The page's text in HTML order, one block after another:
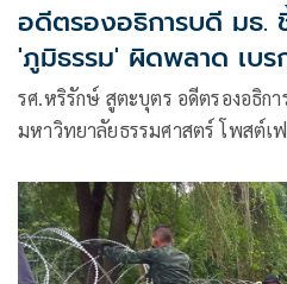
อดีตรองอธิการบดี มธ.
'ภูมิธรรม' ผิดพลาด เบ
ลวดหนาม
รศ.หริรักษ์ สูตะบุตร อดีตรองอธิก
มหาวิทยาลัยธรรมศาสตร์ โพสต์เฟ
เพื่อนำไปวางตามแนวเขตแดนไ